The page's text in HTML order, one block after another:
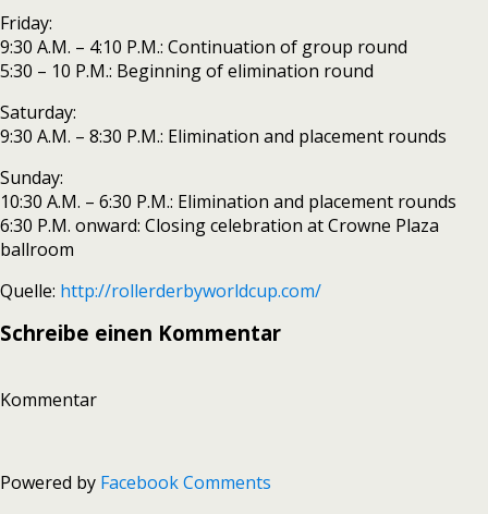
Friday:
9:30 A.M. – 4:10 P.M.: Continuation of group round
5:30 – 10 P.M.: Beginning of elimination round
Saturday:
9:30 A.M. – 8:30 P.M.: Elimination and placement rounds
Sunday:
10:30 A.M. – 6:30 P.M.: Elimination and placement rounds
6:30 P.M. onward: Closing celebration at Crowne Plaza
ballroom
Quelle: http://rollerderbyworldcup.com/
Schreibe einen Kommentar
Kommentar
Powered by Facebook Comments